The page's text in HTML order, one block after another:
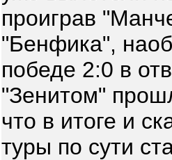
проиграв
"Бенфика",
победе 2:0 в
"Зенитом"
что в итоге и
туры по сути